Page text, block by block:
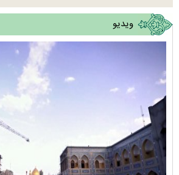
ویدیو